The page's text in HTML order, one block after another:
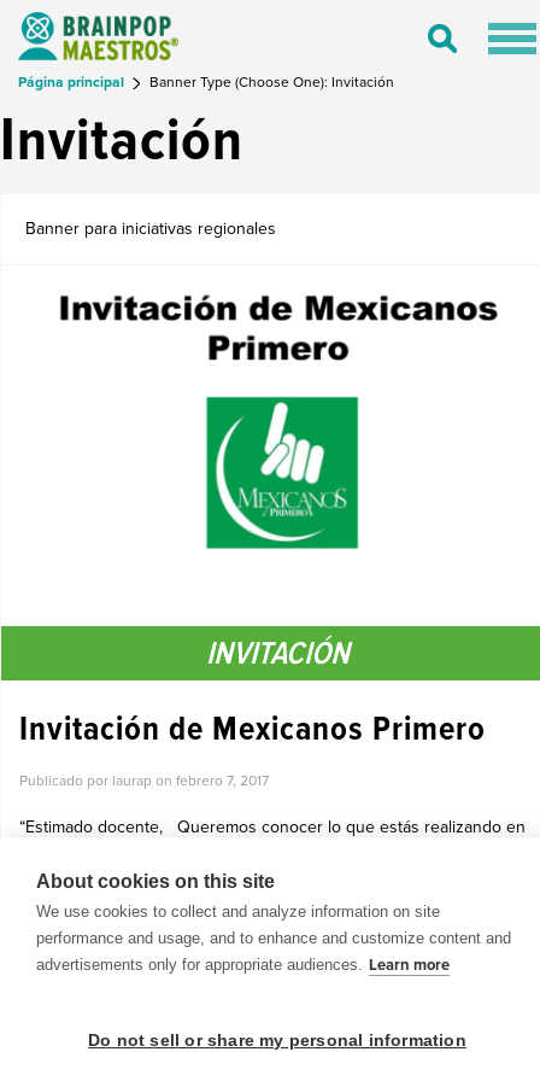
Toggle
Página principal Banner Type (Choose One): Invitación
Invitación
Banner para iniciativas regionales
INVITACIÓN
Invitación de Mexicanos Primero
Publicado por laurap on febrero 7, 2017
“Estimado docente, Queremos conocer lo que estás realizando en
país. Mexicanos Primero es una iniciativa ciudadana que impulsa el ...
Ver más »
About cookies on this site
We use cookies to collect and analyze information on site
performance and usage, and to enhance and customize content and
advertisements only for appropriate audiences. Learn more
Do not sell or share my personal information